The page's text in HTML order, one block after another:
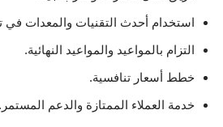
استخدام أحدث التقنيات والمعدات
التزام بالمواعيد والمواعيد النهائية.
خطط أسعار تنافسية.
خدمة العملاء الممتازة والدعم المستمر.